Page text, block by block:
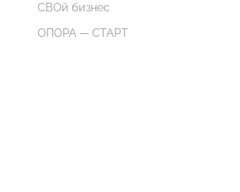
СВОй бизнес
ОПОРА — СТАРТ